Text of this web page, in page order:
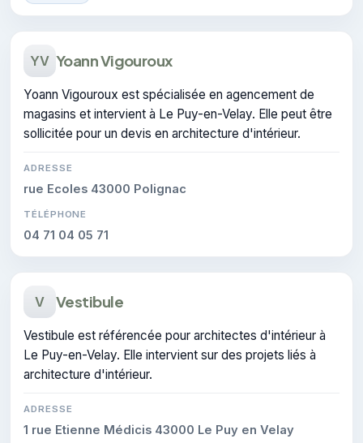
YV Yoann Vigouroux
Yoann Vigouroux est spécialisée en agencement de
magasins et intervient à Le Puy-en-Velay. Elle peut être
sollicitée pour un devis en architecture d'intérieur.
ADRESSE
rue Ecoles 43000 Polignac
TÉLÉPHONE
04 71 04 05 71
V Vestibule
Vestibule est référencée pour architectes d'intérieur à
Le Puy-en-Velay. Elle intervient sur des projets liés à
architecture d'intérieur.
ADRESSE
1 rue Etienne Médicis 43000 Le Puy en Velay